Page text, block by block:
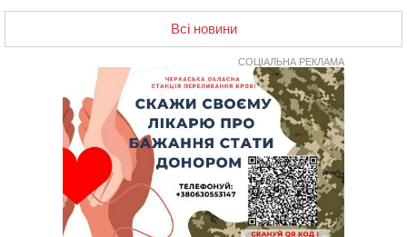
На Уманщині судитимуть колишню очільницю відділу
освіти через закупівлю електрики за завищеною
У Черкасах провели в останню путь двох
загиблих воїнів
До 1 вересня у Черкасах оновлюють дорожню
розмітку біля навчальних закладів (ФОТОФАКТ)
На честь загиблого захисника і чемпіона світу в
Черкасах відкрили спортивно-реабілітаційний центр
На Звенигородщині, попри заборону міськради,
проведуть “Ше.Fest”
Всі новини
СОЦІАЛЬНА РЕКЛАМА